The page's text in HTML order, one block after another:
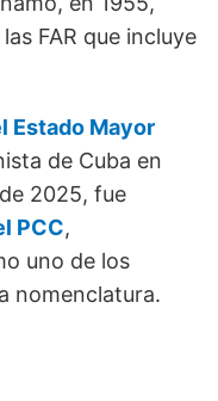
FAR que incluye
Estado Mayor
de Cuba en
2025, fue
PCC,
uno de los
nomenclatura.